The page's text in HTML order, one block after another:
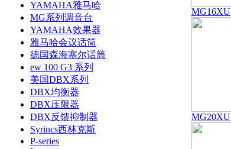
YAMAHA雅马哈
MG系列调音台
YAMAHA效果器
雅马哈会议话筒
德国森海塞尔话筒
ew 100 G3 系列
美国DBX系列
DBX均衡器
DBX压限器
DBX反馈抑制器
Syrincs西林克斯
P-series
MG16XU
MG20XU